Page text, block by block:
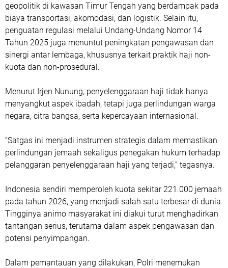
geopolitik di kawasan Timur Tengah yang berdampak pada
biaya transportasi, akomodasi, dan logistik. Selain itu,
penguatan regulasi melalui Undang-Undang Nomor 14
Tahun 2025 juga menuntut peningkatan pengawasan dan
sinergi antar lembaga, khususnya terkait praktik haji non-
kuota dan non-prosedural.
Menurut Irjen Nunung, penyelenggaraan haji tidak hanya
menyangkut aspek ibadah, tetapi juga perlindungan warga
negara, citra bangsa, serta kepercayaan internasional.
“Satgas ini menjadi instrumen strategis dalam memastikan
perlindungan jemaah sekaligus penegakan hukum terhadap
pelanggaran penyelenggaraan haji yang terjadi,” tegasnya.
Indonesia sendiri memperoleh kuota sekitar 221.000 jemaah
pada tahun 2026, yang menjadi salah satu terbesar di dunia.
Tingginya animo masyarakat ini diakui turut menghadirkan
tantangan serius, terutama dalam aspek pengawasan dan
potensi penyimpangan.
Dalam pemantauan yang dilakukan, Polri menemukan